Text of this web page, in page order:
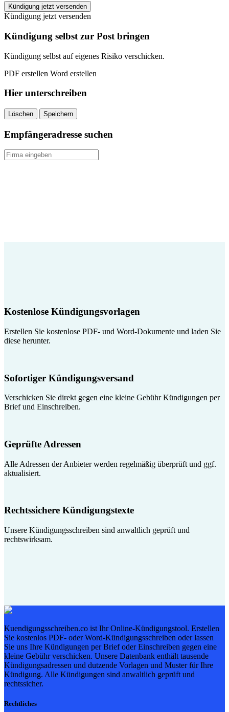
GIS
kündigen
quantity
Kündigung jetzt versenden
Kündigung jetzt versenden
Kündigung selbst zur Post bringen
Kündigung selbst auf eigenes Risiko verschicken.
PDF erstellen Word erstellen
Hier unterschreiben
Löschen Speichern
Empfängeradresse suchen
Kostenlose Kündigungsvorlagen
Erstellen Sie kostenlose PDF- und Word-Dokumente und laden Sie
diese herunter.
Sofortiger Kündigungsversand
Verschicken Sie direkt gegen eine kleine Gebühr Kündigungen per
Brief und Einschreiben.
Geprüfte Adressen
Alle Adressen der Anbieter werden regelmäßig überprüft und ggf.
aktualisiert.
Rechtssichere Kündigungstexte
Unsere Kündigungsschreiben sind anwaltlich geprüft und
rechtswirksam.
Kuendigungsschreiben.co ist Ihr Online-Kündigungstool. Erstellen
Sie kostenlos PDF- oder Word-Kündigungsschreiben oder lassen
Sie uns Ihre Kündigungen per Brief oder Einschreiben gegen eine
kleine Gebühr verschicken. Unsere Datenbank enthält tausende
Kündigungsadressen und dutzende Vorlagen und Muster für Ihre
Kündigung. Alle Kündigungen sind anwaltlich geprüft und
rechtssicher.
Rechtliches